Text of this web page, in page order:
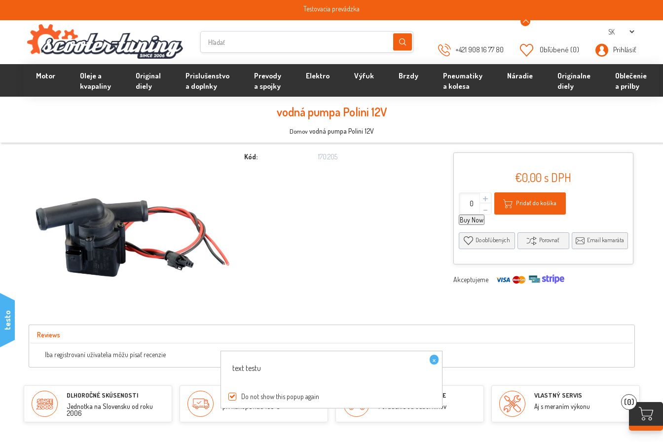
Testovacia prevádzka
+421 908 16 77 80 Obľúbené (0) Prihlásiť
(0)
Motor
Oleje a
kvapaliny
Original
diely
Prislušenstvo
a doplnky
Prevody
a spojky
Elektro Výfuk Brzdy
Pneumatiky
a kolesa
Náradie
Originalne
diely
Oblečenie
a prilby
vodná pumpa Polini 12V
Domov vodná pumpa Polini 12V
Kód: 170.205
€0,00 s DPH
+
- Pridať do košíka
Buy Now
Do obľúbených Porovnať Email kamaráta
Akceptujeme
Reviews
Iba registrovaní užívatelia môžu písať recenzie
DLHOROČNÉ SKÚSENOSTI
Jednotka na Slovensku od roku
2006
PREPRAVA ZDARMA
pri nákupe nad 150 €
ŠPECIALISTI NA SKÚTRE
Poradenie od odborníkov
VLASTNÝ SERVIS
Aj s meraním výkonu
testo
×
text testu
Do not show this popup again